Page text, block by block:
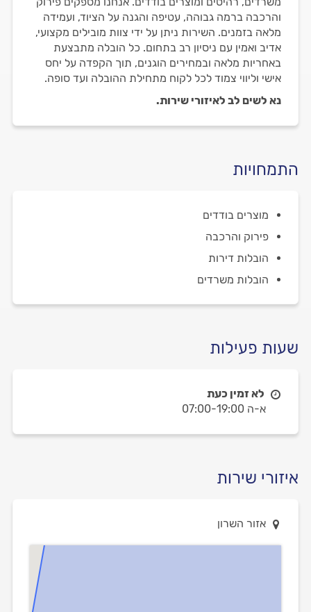
והרכבה ברמה גבוהה, עטיפה והגנה על הציוד, ועמידה
מלאה בזמנים. השירות ניתן על ידי צוות מובילים מקצועי,
אדיב ואמין עם ניסיון רב בתחום. כל הובלה מתבצעת
באחריות מלאה ובמחירים הוגנים, תוך הקפדה על יחס
אישי וליווי צמוד לכל לקוח מתחילת ההובלה ועד סופה.
נא לשים לב לאיזורי שירות.
התמחויות
מוצרים בודדים
פירוק והרכבה
הובלות דירות
הובלות משרדים
שעות פעילות
לא זמין כעת
א-ה 07:00-19:00
איזורי שירות
אזור השרון